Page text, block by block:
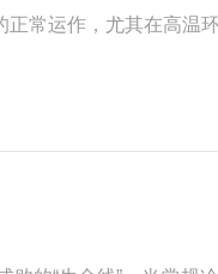
常运作，尤其在高温